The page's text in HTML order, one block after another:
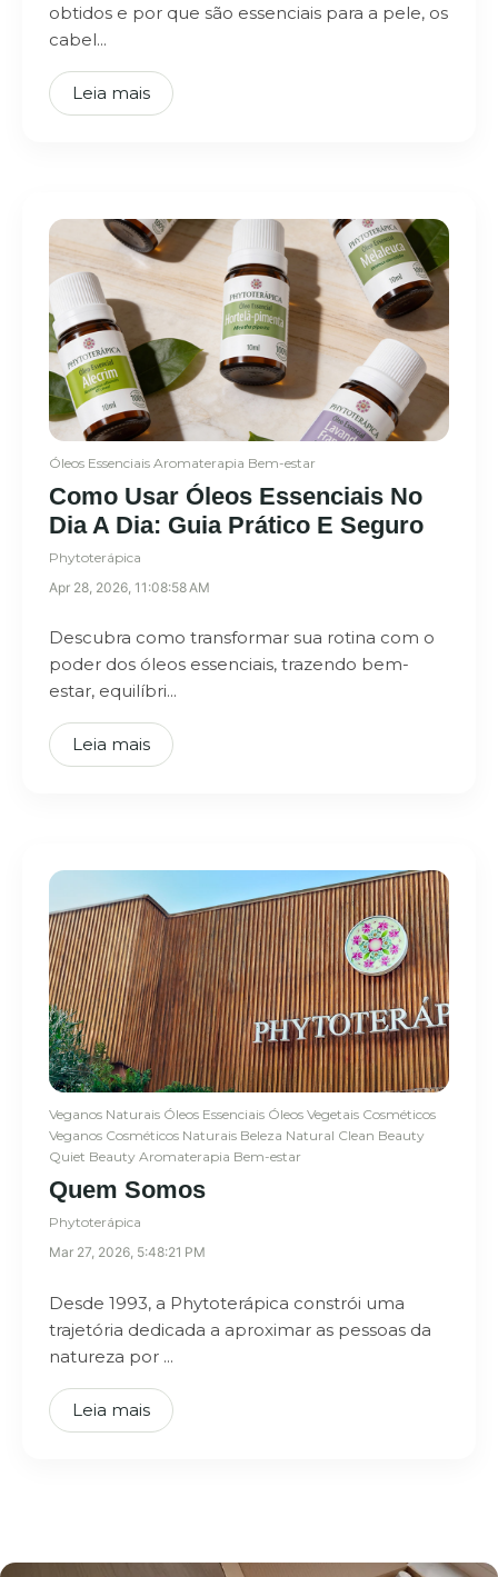
obtidos e por que são essenciais para a pele, os
cabel...
Leia mais
Óleos Essenciais Aromaterapia Bem-estar
Como Usar Óleos Essenciais No
Dia A Dia: Guia Prático E Seguro
Phytoterápica
Apr 28, 2026, 11:08:58 AM
Descubra como transformar sua rotina com o
poder dos óleos essenciais, trazendo bem-
estar, equilíbri...
Leia mais
Veganos Naturais Óleos Essenciais Óleos Vegetais Cosméticos
Veganos Cosméticos Naturais Beleza Natural Clean Beauty
Quiet Beauty Aromaterapia Bem-estar
Quem Somos
Phytoterápica
Mar 27, 2026, 5:48:21 PM
Desde 1993, a Phytoterápica constrói uma
trajetória dedicada a aproximar as pessoas da
natureza por ...
Leia mais